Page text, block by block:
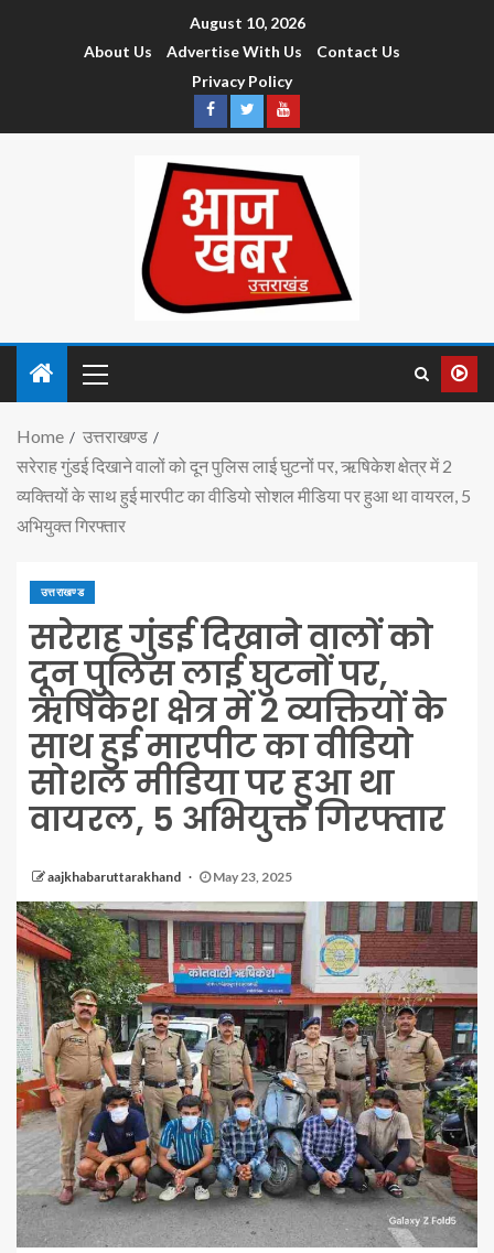
August 10, 2026
About Us
Advertise With Us
Contact Us
Privacy Policy
Home
उत्तराखण्ड
सरेराह गुंडई दिखाने वालों को दून पुलिस लाई घुटनों पर, ऋषिकेश क्षेत्र में 2
व्यक्तियों के साथ हुई मारपीट का वीडियो सोशल मीडिया पर हुआ था वायरल, 5
अभियुक्त गिरफ्तार
उत्तराखण्ड
सरेराह गुंडई दिखाने वालों को
दून पुलिस लाई घुटनों पर,
ऋषिकेश क्षेत्र में 2 व्यक्तियों के
साथ हुई मारपीट का वीडियो
सोशल मीडिया पर हुआ था
वायरल, 5 अभियुक्त गिरफ्तार
aajkhabaruttarakhand May 23, 2025